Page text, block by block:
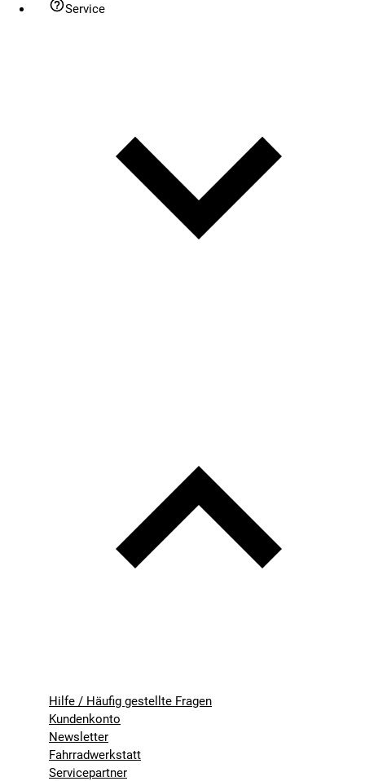
Service
Hilfe / Häufig gestellte Fragen
Kundenkonto
Newsletter
Fahrradwerkstatt
Servicepartner